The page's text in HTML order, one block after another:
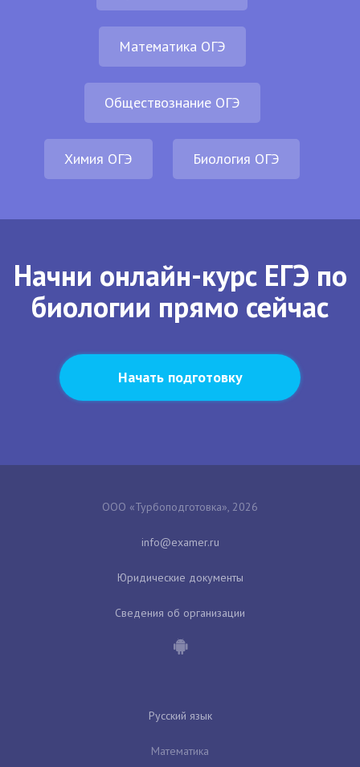
Математика ОГЭ
Обществознание ОГЭ
Химия ОГЭ Биология ОГЭ
Начни онлайн-курс ЕГЭ по
биологии прямо сейчас
Начать подготовку
ООО «Турбоподготовка», 2026
Юридические документы
Сведения об организации
Русский язык
Математика